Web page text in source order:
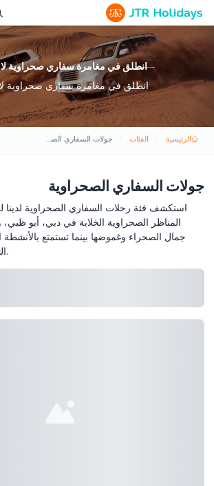
انطلق في مغامرة سفاري صحراوية
انطلق في مغامرة سفاري صحراوية
الرئيسية الفئات جولات السفاري الصحراوية
جولات السفاري الصحراوية
استكشف فئة رحلات السفاري الصحراوية لدينا
المناظر الصحراوية الخلابة في دبي، أبو
جمال الصحراء وغموضها بينما تستمتع
الثقافة العربية التقليدية.